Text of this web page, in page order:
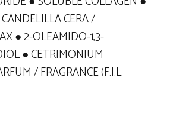
CERA /
● 2-OLEAMIDO-1,3-
● CETRIMONIUM
/ FRAGRANCE (F.I.L.